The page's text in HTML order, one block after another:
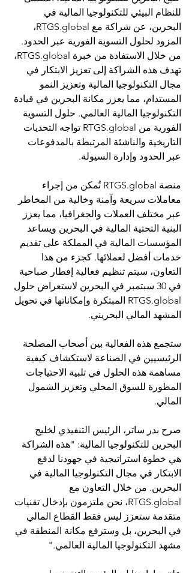
للنظام البيئي للتكنولوجيا المالية في
البحرين، عن شراكة مع RTGS.global،
المزود لحلول التسوية الفورية عبر الحدود.
من خلال الاستفادة من خبرة RTGS.global،
تهدف هذه الشراكة إلى تعزيز الابتكار في
مجال التكنولوجيا المالية وتعزيز النمو
المستدام، مما يعزز مكانة البحرين في قيادة
التكنولوجيا المالية العالمي. حلول التسوية
الفورية من RTGS.global تواجه التحديات
التاريخية والناشئة المرتبطة بالمدفوعات
عبر الحدود وإدارة السيولة.
منصة RTGS.global تُمكن من إجراء
معاملات سريعة وآمنة وخالية من المخاطر
عبر مختلف العملات والجغرافيا، مما يعزز
البنية التحتية المالية في البحرين ويساعد
المؤسسات المالية في المملكة على تقديم
خدمات أفضل لعملائها. كجزء من هذا
التعاون، سيتم تنظيم فعالية إفطار صباحية
في 30 سبتمبر في البحرين لاستعراض حلول
RTGS.global المبتكرة وإمكاناتها في تحويل
المشهد المالي البحريني.
ستجمع هذه الفعالية بين أصحاب المصلحة
الرئيسيين في الصناعة لاستكشاف كيفية
مساهمة هذه الحلول في تلبية الاحتياجات
المطورة للسوق المحلي وتعزيز الشمول
المالي.
صرح بدر ساتر، الرئيس التنفيذي لخليج
البحرين للتكنولوجيا المالية: "هذه الشراكة
هي خطوة استراتيجية في جهودنا لدفع
الابتكار في مجال التكنولوجيا المالية في
البحرين. من خلال التعاون مع
RTGS.global، نحن ملتزمون بإدخال تقنيات
متقدمة ستعزز ليس فقط القطاع المالي
في البحرين، بل وسترفع مكانة المنطقة في
مشهد التكنولوجيا المالية العالمي."